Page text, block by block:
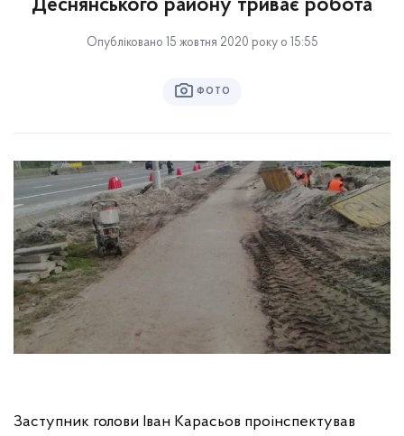
Деснянського району триває робота
Опубліковано 15 жовтня 2020 року о 15:55
ФОТО
Заступник голови Іван Карасьов проінспектував